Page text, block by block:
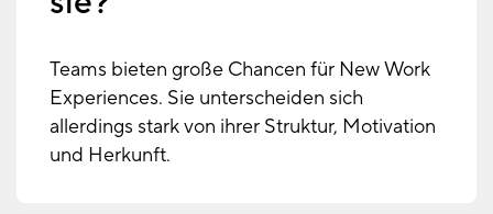
Teams bieten große Chancen für New Work
Experiences. Sie unterscheiden sich
allerdings stark von ihrer Struktur, Motivation
und Herkunft.